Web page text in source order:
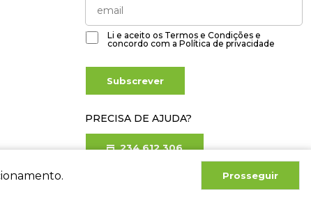
Prosseguir
Li e aceito os Termos e Condições e
concordo com a Política de privacidade
Subscrever
PRECISA DE AJUDA?
234 612 306